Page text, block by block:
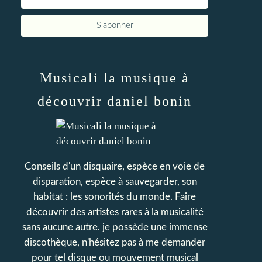
Musicali la musique à
découvrir daniel bonin
Conseils d'un disquaire, espèce en voie de
disparation, espèce à sauvegarder, son
habitat : les sonorités du monde. Faire
découvrir des artistes rares à la musicalité
sans aucune autre. je possède une immense
discothèque, n'hésitez pas à me demander
pour tel disque ou mouvement musical